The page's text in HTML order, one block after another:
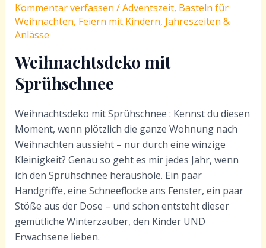
Kommentar verfassen /Adventszeit, Basteln für
Weihnachten, Feiern mit Kindern, Jahreszeiten &
Anlässe
Weihnachtsdeko mit
Sprühschnee
Weihnachtsdeko mit Sprühschnee : Kennst du diesen
Moment, wenn plötzlich die ganze Wohnung nach
Weihnachten aussieht – nur durch eine winzige
Kleinigkeit? Genau so geht es mir jedes Jahr, wenn
ich den Sprühschnee heraushole. Ein paar
Handgriffe, eine Schneeflocke ans Fenster, ein paar
Stöße aus der Dose – und schon entsteht dieser
gemütliche Winterzauber, den Kinder UND
Erwachsene lieben.